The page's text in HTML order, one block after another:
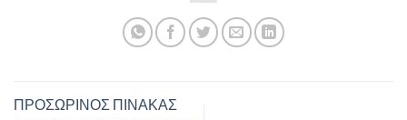
ΠΡΟΣΩΡΙΝΟΣ ΠΙΝΑΚΑΣ